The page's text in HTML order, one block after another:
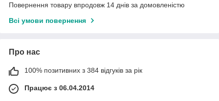
Повернення товару впродовж 14 днів за домовленістю
Всі умови повернення
Про нас
100% позитивних з 384 відгуків за рік
Працює з 06.04.2014